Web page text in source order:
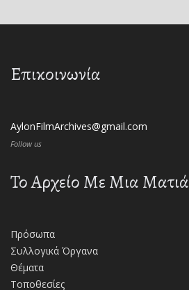
Επικοινωνία
AylonFilmArchives@gmail.com
Follow us
Το Αρχείο Με Μια Ματιά
Πρόσωπα
Συλλογικά Όργανα
Θέματα
Τοποθεσίες